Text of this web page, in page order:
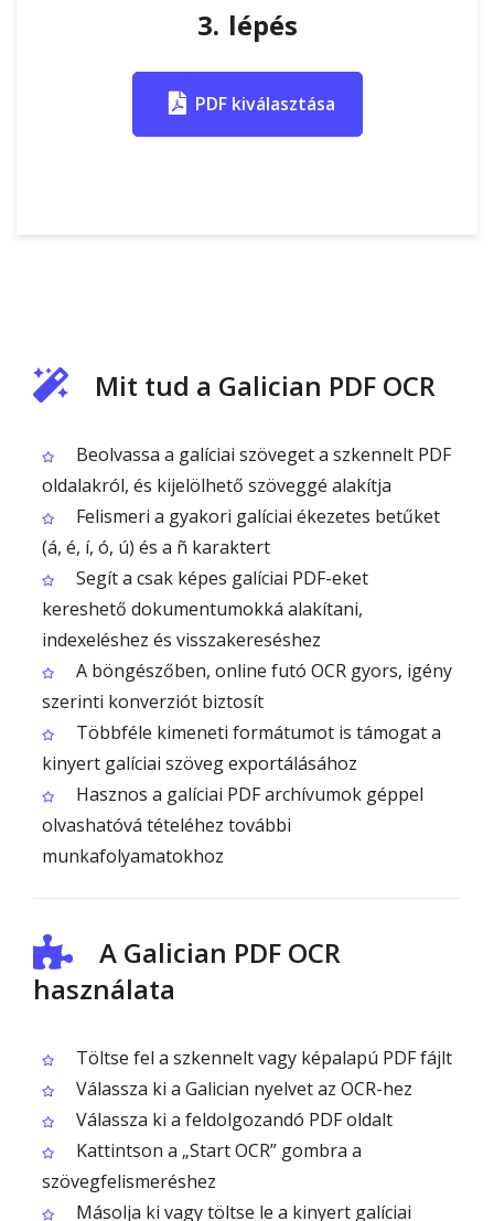
3. lépés
PDF kiválasztása
Mit tud a Galician PDF OCR
Beolvassa a galíciai szöveget a szkennelt PDF
oldalakról, és kijelölhető szöveggé alakítja
Felismeri a gyakori galíciai ékezetes betűket
(á, é, í, ó, ú) és a ñ karaktert
Segít a csak képes galíciai PDF-eket
kereshető dokumentumokká alakítani,
indexeléshez és visszakereséshez
A böngészőben, online futó OCR gyors, igény
szerinti konverziót biztosít
Többféle kimeneti formátumot is támogat a
kinyert galíciai szöveg exportálásához
Hasznos a galíciai PDF archívumok géppel
olvashatóvá tételéhez további
munkafolyamatokhoz
A Galician PDF OCR
használata
Töltse fel a szkennelt vagy képalapú PDF fájlt
Válassza ki a Galician nyelvet az OCR-hez
Válassza ki a feldolgozandó PDF oldalt
Kattintson a „Start OCR” gombra a
szövegfelismeréshez
Másolja ki vagy töltse le a kinyert galíciai